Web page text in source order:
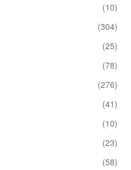
(10)
(304)
(25)
(78)
(276)
(41)
(10)
(23)
(58)